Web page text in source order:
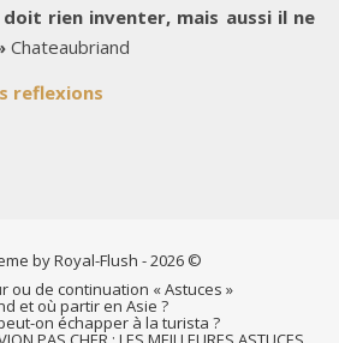
rien inventer, mais aussi il ne
Chateaubriand
reflexions
by Royal-Flush - 2026 ©
ou de continuation « Astuces »
et où partir en Asie ?
on échapper à la turista ?